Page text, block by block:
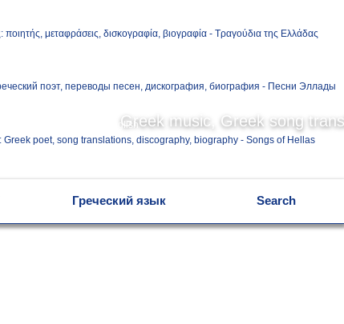
Greek music, Greek song
English
Греческий язык Search